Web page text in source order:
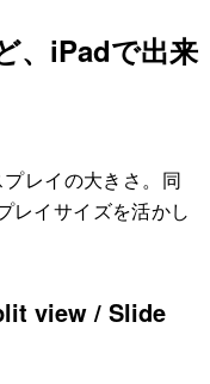
、iPadで出来
レイの大きさ。同
レイサイズを活かし
view / Slide